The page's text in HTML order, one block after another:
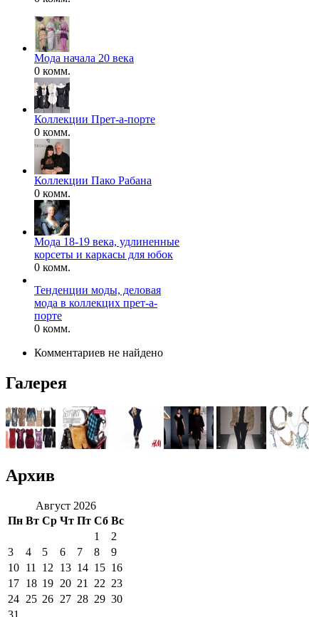
Мода начала 20 века
0 комм.
Коллекции Прет-а-порте
0 комм.
Коллекции Пако Рабана
0 комм.
Мода 18-19 века, удлиненные
корсеты и каркасы для юбок
0 комм.
Тенденции моды, деловая
мода в коллекцих прет-а-
порте
0 комм.
Комментариев не найдено
Галерея
Архив
Август 2026
Пн Вт Ср Чт Пт Сб Вс
1
2
3
4 5 6 7 8
9
10 11 12 13 14 15 16
17 18 19 20 21 22 23
24 25 26 27 28 29 30